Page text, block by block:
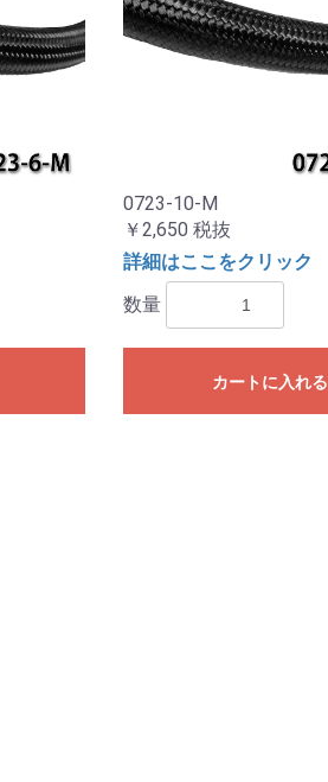
0723-10-M
￥2,650 税抜
詳細はここをクリック
数量
カートに入れる